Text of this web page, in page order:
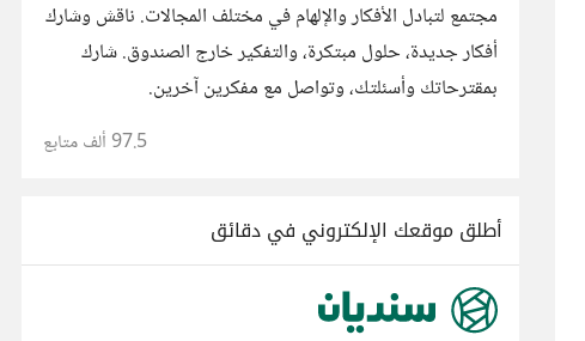
مجتمع لتبادل الأفكار والإلهام في مختلف المجالات. ناقش وشارك
أفكار جديدة، حلول مبتكرة، والتفكير خارج الصندوق. شارك
بمقترحاتك وأسئلتك، وتواصل مع مفكرين آخرين.
97.5 ألف متابع
أطلق موقعك الإلكتروني في دقائق